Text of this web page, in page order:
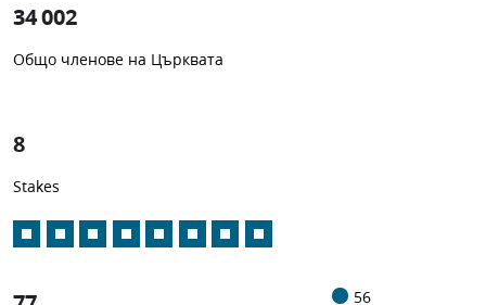
34 002
Общо членове на Църквата
1 -in-
8
Stakes
56